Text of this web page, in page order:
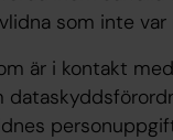
som inte
är i kontakt